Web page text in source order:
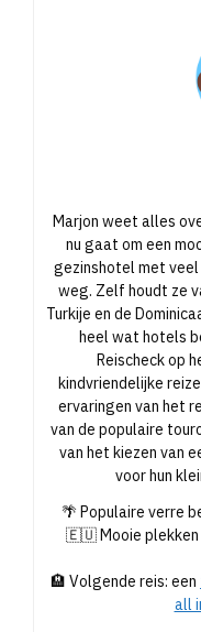
Marjon weet alles
nu gaat om een
gezinshotel met
weg. Zelf houdt ze
Turkije en de
heel wat hotels
Reischeck op
kindvriendelijke
ervaringen van het
van de populaire
van het kiezen van
voor hun
🌴 Populaire verre
🇪🇺 Mooie plekken
🏨 Volgende reis: een
all